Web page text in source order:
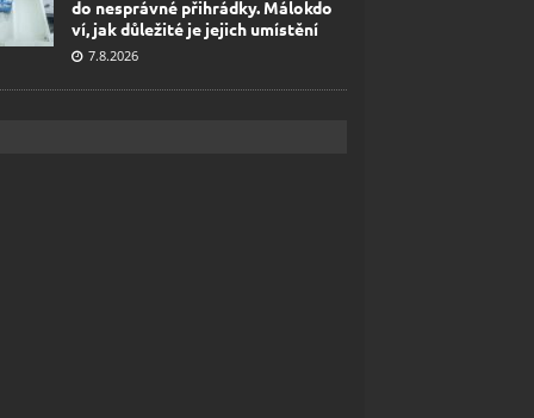
do nesprávné přihrádky. Málokdo
ví, jak důležité je jejich umístění
7.8.2026